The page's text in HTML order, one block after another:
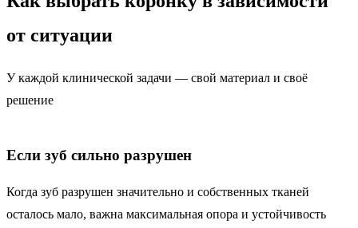
от ситуации
У каждой клинической задачи — свой материал и своё
решение
Если зуб сильно разрушен
Когда зуб разрушен значительно и собственных тканей
осталось мало, важна максимальная опора и устойчивость